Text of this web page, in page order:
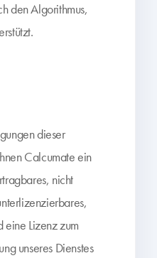
den Algorithmus,
dieser
Calcumate ein
nicht
eine Lizenz zum
unseres Dienstes